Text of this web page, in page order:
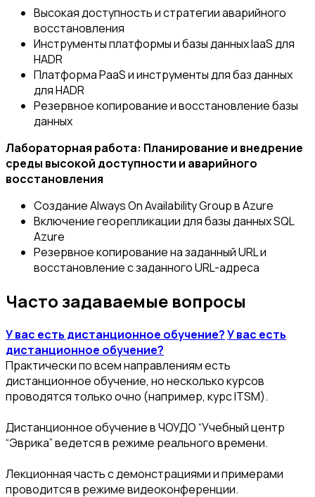
Высокая доступность и стратегии аварийного
восстановления
Инструменты платформы и базы данных IaaS для
HADR
Платформа PaaS и инструменты для баз данных
для HADR
Резервное копирование и восстановление базы
данных
Лабораторная работа: Планирование и внедрение
среды высокой доступности и аварийного
восстановления
Создание Always On Availability Group в Azure
Включение георепликации для базы данных SQL
Azure
Резервное копирование на заданный URL и
восстановление с заданного URL-адреса
Часто задаваемые вопросы
У вас есть дистанционное обучение?У вас есть
дистанционное обучение?
Практически по всем направлениям есть
дистанционное обучение, но несколько курсов
проводятся только очно (например, курс ITSM).
Дистанционное обучение в ЧОУДО “Учебный центр
“Эврика” ведется в режиме реального времени.
Лекционная часть с демонстрациями и примерами
проводится в режиме видеоконференции.